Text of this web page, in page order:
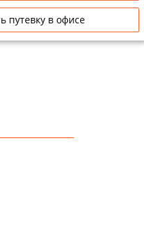
путевку в офисе